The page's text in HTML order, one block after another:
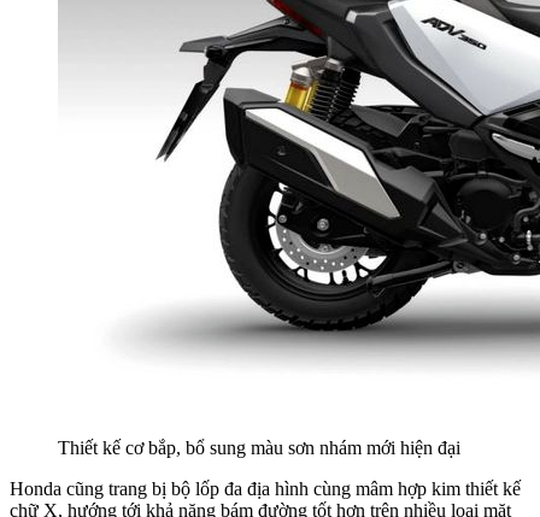
Thiết kế cơ bắp, bổ sung màu sơn nhám mới hiện đại
Honda cũng trang bị bộ lốp đa địa hình cùng mâm hợp kim thiết kế
chữ X, hướng tới khả năng bám đường tốt hơn trên nhiều loại mặt